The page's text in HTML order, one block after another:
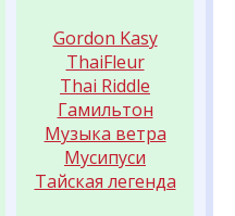
Gordon Kasy
ThaiFleur
Thai Riddle
Гамильтон
Музыка ветра
Мусипуси
Тайская легенда